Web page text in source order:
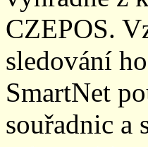
CZEPOS.
sledování
SmartNet
souřadnic a